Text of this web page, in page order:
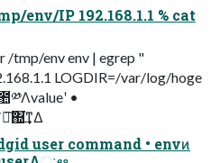
/tmp/env env | egrep "
LOGDIR=/var/log/hoge
•
؀ڥม਺ͱεΫϦϓτΛผ؅ཧ͠΍͘͢ͳΔ
user command • envͷ